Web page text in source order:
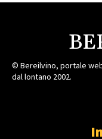
© Bereilvino, portale
dal lontano 2002.